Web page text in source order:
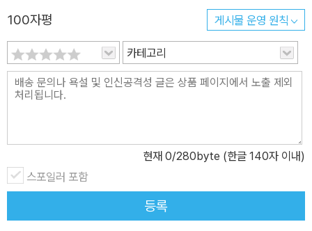
야기는 한도 없고 끝도 없다. 전교생 17명인 이 작은 학교에서는 매일
매일의 생활 속에서 매일매일의 새로운 이야기들이 샘솟아 오른다.
날마다 새로운 날의 새로운 이야깃거리가 있다. 삶 속에서 끝없이 이
야기가 생겨난다. 이 얼마나 아름답고 신나는 일인가. 봄에는 봄의 이
야기가 있고 아침에는 아침의 이야기가 있다. 없는 것이 없이 모조리
이 있다. 세상의 악을 이해해가는 어린 영혼의 고뇌가 있고 세상을 향
해 뻗어가는 성장의 설렘이 있다. 여기가 바로 세상이고, 삶의 현장이
며, 삶과 배움이 어우러지는 터전이다. 그가 길과 풍경과 계절을 이야
기할 때, 그 안에는 우리의 삶이 고스란히 들어 있다. 비유나 은유가
아니라, 문장 그 자체로 우리의 삶이다. 풍경과 우리의 삶이 그의 문장
100자평 게시물 운영 원칙
카테고리
현재 0/280byte (한글 140자 이내)
스포일러 포함
등록